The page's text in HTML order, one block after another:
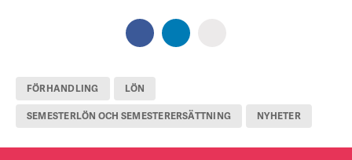
FÖRHANDLING LÖN
SEMESTERLÖN OCH SEMESTERERSÄTTNING NYHETER